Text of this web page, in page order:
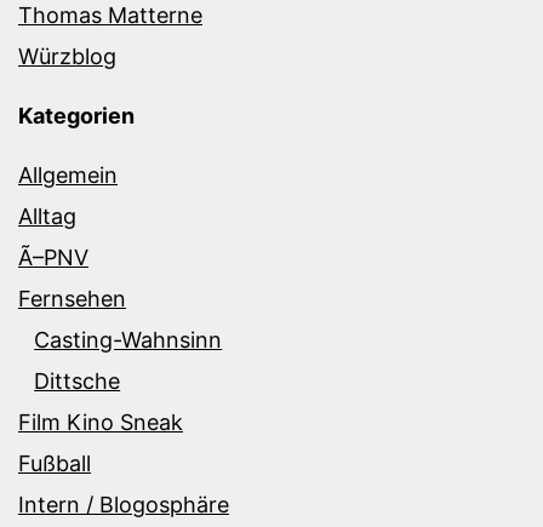
Thomas Matterne
Würzblog
Kategorien
Allgemein
Alltag
Ã–PNV
Fernsehen
Casting-Wahnsinn
Dittsche
Film Kino Sneak
Fußball
Intern / Blogosphäre